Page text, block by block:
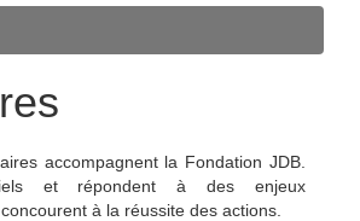
accompagnent la Fondation JDB.
et répondent à des enjeux
à la réussite des actions.